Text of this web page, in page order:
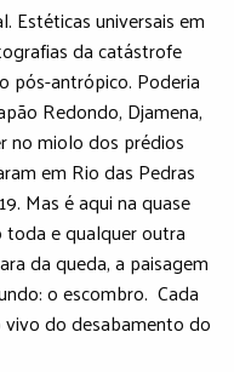
Estéticas universais em
da catástrofe
pós-antrópico. Poderia
Redondo, Djamena,
no miolo dos prédios
em Rio das Pedras
Mas é aqui na quase
toda e qualquer outra
da queda, a paisagem
o escombro. Cada
do desabamento do